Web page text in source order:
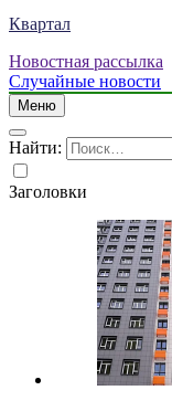
Квартал
Новостная рассылка
Случайные новости
Меню
Найти:
Заголовки